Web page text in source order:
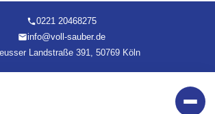
0221 20468275
info@voll-sauber.de
Landstraße 391, 50769 Köln